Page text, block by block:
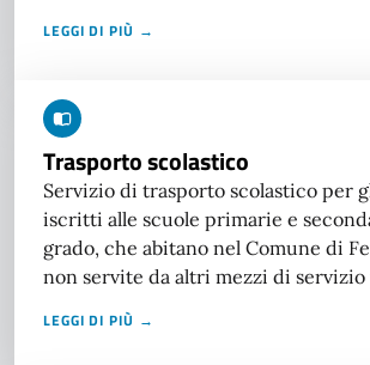
LEGGI DI PIÙ →
Trasporto scolastico
Servizio di trasporto scolastico per
iscritti alle scuole primarie e
grado, che abitano nel Comune di
non servite da altri mezzi di
LEGGI DI PIÙ →